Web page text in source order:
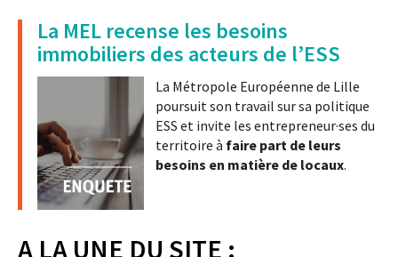
La MEL recense les besoins
immobiliers des acteurs de l’ESS
La Métropole Européenne de Lille
poursuit son travail sur sa politique
ESS et invite les entrepreneur·ses du
territoire à faire part de leurs
besoins en matière de locaux.
A LA UNE DU SITE :